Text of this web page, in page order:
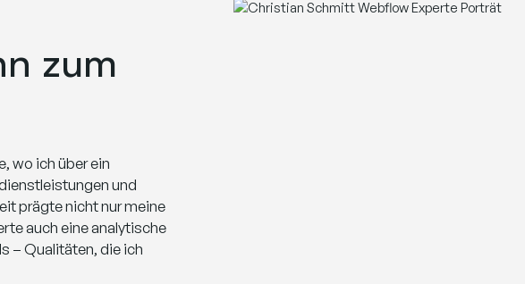
zum
wo ich über ein
und
prägte nicht nur meine
auch eine analytische
– Qualitäten, die ich